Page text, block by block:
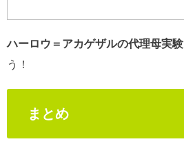
ハーロウ＝アカゲザルの代理母実験
う！
まとめ